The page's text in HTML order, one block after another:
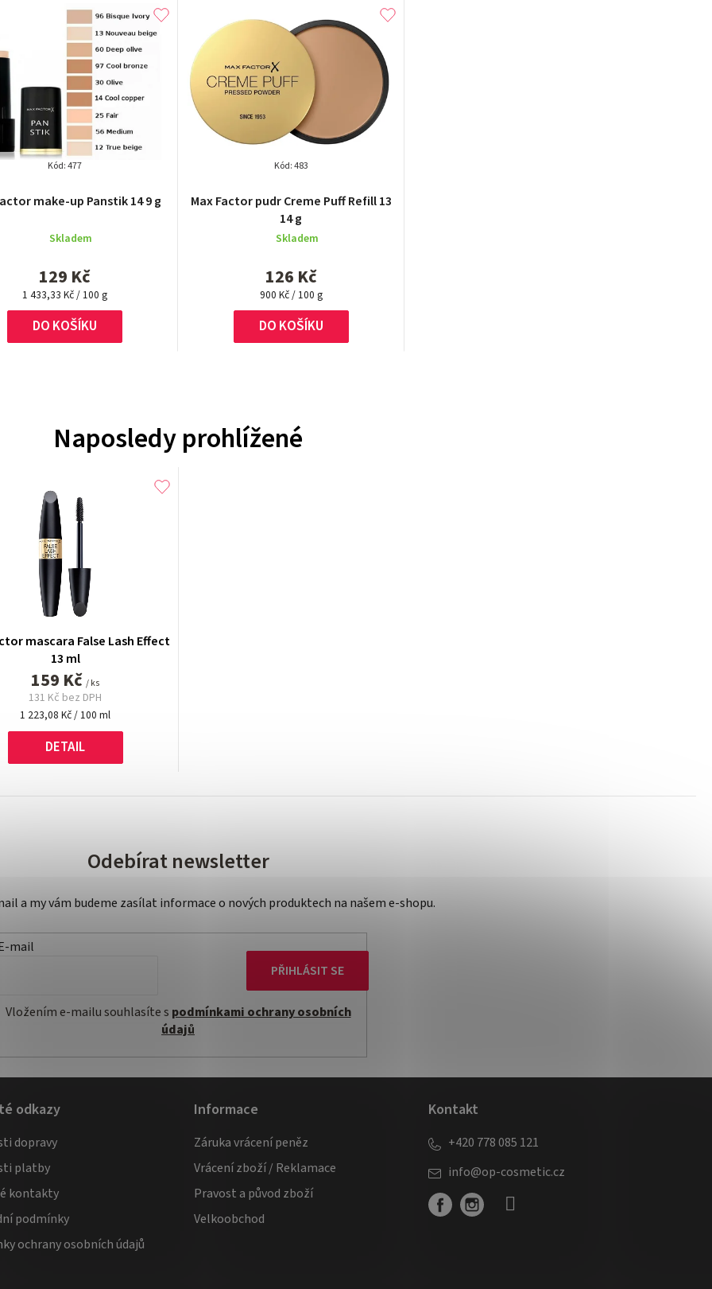
make-up Panstik 14 9 g
Skladem
129 Kč
Měrná
cena:
1 433,33 Kč / 100 g
DO KOŠÍKU
Kód:477
Max Factor pudr Creme Puff Refill 13
14 g
Skladem
126 Kč
Měrná
cena:
900 Kč / 100 g
DO KOŠÍKU
Kód:483
Naposledy prohlížené
mascara False Lash Effect
13 ml
159 Kč / ks
131 Kč bez DPH
Měrná
1 223,08 Kč / 100 ml
DETAIL
Odebírat newsletter
a my vám budeme zasílat informace o nových produktech na našem e-shopu.
mail
Vložením e-mailu souhlasíte s podmínkami ochrany osobních
údajů
PŘIHLÁSIT SE
odkazy
dopravy
platby
kontakty
podmínky
ochrany osobních údajů
Informace
Záruka vrácení peněz
Vrácení zboží / Reklamace
Pravost a původ zboží
Velkoobchod
Kontakt
info@op-cosmetic.cz
+420 778 085 121